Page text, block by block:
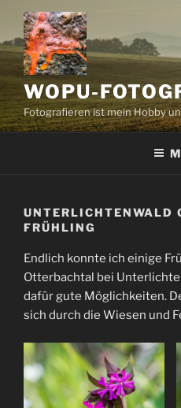
Inhalt
springen
WOPU-
Fotografieren ist mein Hobby
UNTERLICHTENWALD
FRÜHLING
Endlich konnte ich einige
Otterbachtal bei
dafür gute Möglichkeiten.
sich durch die Wiesen und